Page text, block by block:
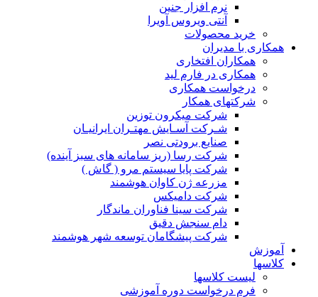
نرم افزار جنین
آنتی ویروس آویرا
خرید محصولات
همکاری با مدیران
همکاران افتخاری
همکاری در فارم لید
درخواست همکاری
شرکتهای همکار
شرکت میکرون توزین
شـرکت آسـایش مهتـران ایرانیـان
صنایع برودتی نصر
شرکت رسا (ریز سامانه های سبز آینده)
شرکت پایا سیستم مرو ( گاش )
مزرعه ژن کاوان هوشمند
شرکت دامیکس
شرکت سینا فناوران ماندگار
دام سنجش دقیق
شرکت پیشگامان توسعه شهر هوشمند
آموزش
کلاسها
لیست کلاسها
فرم درخواست دوره آموزشی